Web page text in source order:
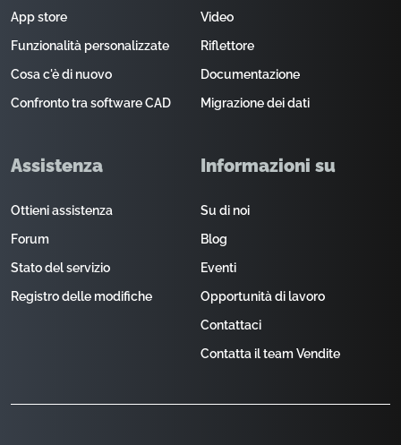
App store
Funzionalità personalizzate
Cosa c'è di nuovo
Confronto tra software CAD
Video
Riflettore
Documentazione
Migrazione dei dati
Assistenza
Ottieni assistenza
Forum
Stato del servizio
Registro delle modifiche
Informazioni su
Su di noi
Blog
Eventi
Opportunità di lavoro
Contattaci
Contatta il team Vendite